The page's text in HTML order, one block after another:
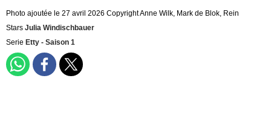
Photo ajoutée le 27 avril 2026 Copyright Anne Wilk, Mark de Blok, Rein
Stars Julia Windischbauer
Serie Etty - Saison 1